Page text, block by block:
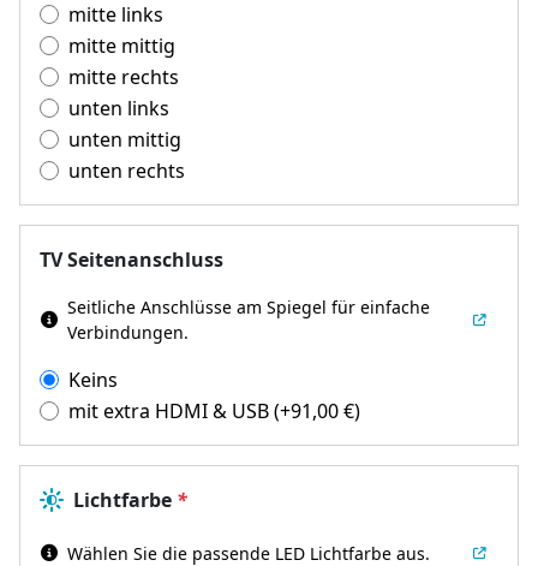
mitte links
mitte mittig
mitte rechts
unten links
unten mittig
unten rechts
TV Seitenanschluss
Seitliche Anschlüsse am Spiegel für einfache
Verbindungen.
Keins
mit extra HDMI & USB(+91,00€)
Lichtfarbe *
Wählen Sie die passende LED Lichtfarbe aus.